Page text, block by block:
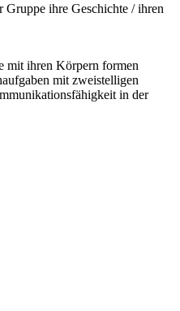
ihre Geschichte / ihren
mit ihren Körpern formen
mit zweistelligen
in der